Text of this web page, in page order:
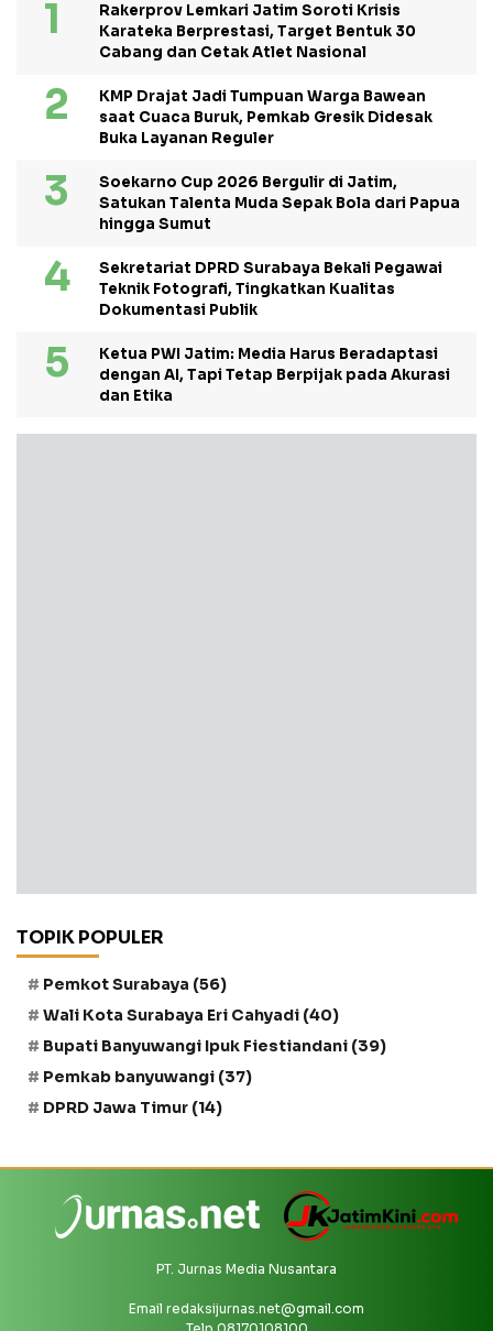
Rakerprov Lemkari Jatim Soroti Krisis
Karateka Berprestasi, Target Bentuk 30
Cabang dan Cetak Atlet Nasional
KMP Drajat Jadi Tumpuan Warga Bawean
saat Cuaca Buruk, Pemkab Gresik Didesak
Buka Layanan Reguler
Soekarno Cup 2026 Bergulir di Jatim,
Satukan Talenta Muda Sepak Bola dari Papua
hingga Sumut
Sekretariat DPRD Surabaya Bekali Pegawai
Teknik Fotografi, Tingkatkan Kualitas
Dokumentasi Publik
Ketua PWI Jatim: Media Harus Beradaptasi
dengan AI, Tapi Tetap Berpijak pada Akurasi
dan Etika
TOPIK POPULER
Pemkot Surabaya (56)
Wali Kota Surabaya Eri Cahyadi (40)
Bupati Banyuwangi Ipuk Fiestiandani (39)
Pemkab banyuwangi (37)
DPRD Jawa Timur (14)
PT. Jurnas Media Nusantara
Email redaksijurnas.net@gmail.com